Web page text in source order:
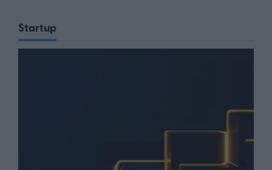
Startup